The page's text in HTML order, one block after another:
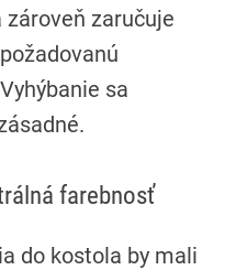
zaručuje
sa
farebnosť
do kostola by mali